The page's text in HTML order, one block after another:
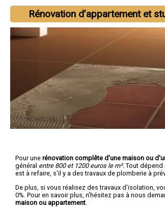
Rénovation d’appartement et
Pour une rénovation complête d'une maison ou
général entre 800 et 1200 euros le m². Tout dépend
est à refaire, s'il y a des travaux de plomberie à
De plus, si vous réalisez des travaux d'isolation,
0%. Pour en savoir plus, n'hésitez pas à nous
maison ou appartement